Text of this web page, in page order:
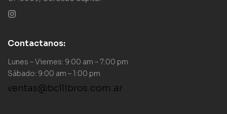
Contactanos:
Lunes – Viernes: 9:00 am – 7:00 pm
Sábado: 9:00 am – 1:00 pm
ventas@bcllibros.com.ar